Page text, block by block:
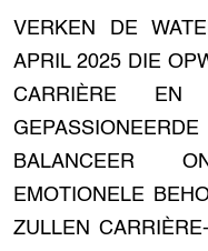
VERKEN DE
APRIL 2025 DIE
CARRIÈRE EN
BALANCEER
EMOTIONELE
ZULLEN